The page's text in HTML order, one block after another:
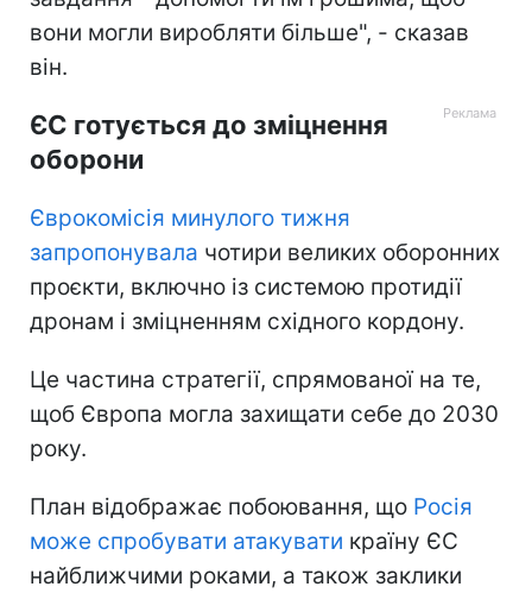
вони могли виробляти більше", - сказав
він.
ЄС готується до зміцнення
оборони
Єврокомісія минулого тижня
запропонувала чотири великих оборонних
проєкти, включно із системою протидії
дронам і зміцненням східного кордону.
Це частина стратегії, спрямованої на те,
щоб Європа могла захищати себе до 2030
року.
План відображає побоювання, що Росія
може спробувати атакувати країну ЄС
найближчими роками, а також заклики